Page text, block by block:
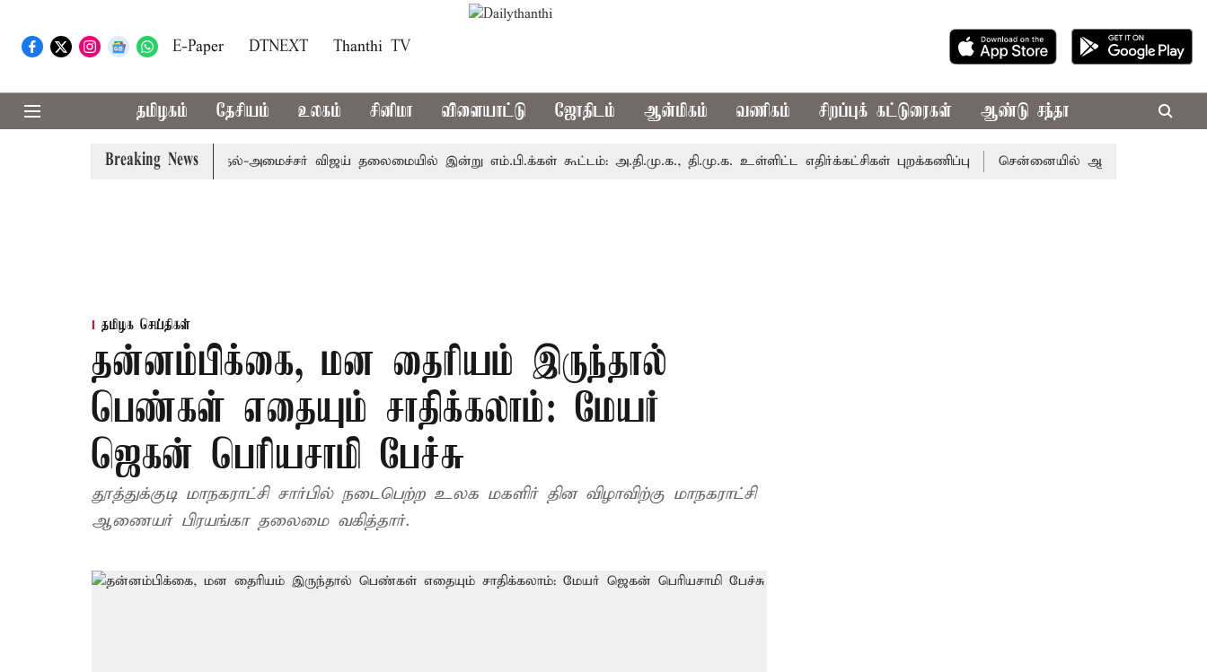
E-Paper DTNEXT Thanthi TV
தமிழகம் தேசியம் உலகம் சினிமா விளையாட்டு ஜோதிடம் ஆன்மிகம் வணிகம் சிறப்புக் கட்டுரைகள் ஆண்டு சந்தா
Breaking News
பட்டியல் இதோ! முதல்-அமைச்சர் விஜய் தலைமையில் இன்று எம்.பி.க்கள் கூட்டம்: அ.தி.மு.க., தி.மு.க. உள்ளிட்ட எதிர்க்கட்சிகள் புறக்கணிப்பு சென்னையில் ஆபரணத்தங்கத்தின் விலை
தமிழக செய்திகள்
தன்னம்பிக்கை, மன தைரியம் இருந்தால்
பெண்கள் எதையும் சாதிக்கலாம்: மேயர்
ஜெகன் பெரியசாமி பேச்சு
தூத்துக்குடி மாநகராட்சி சார்பில் நடைபெற்ற உலக மகளிர் தின விழாவிற்கு மாநகராட்சி
ஆணையர் பிரயங்கா தலைமை வகித்தார்.